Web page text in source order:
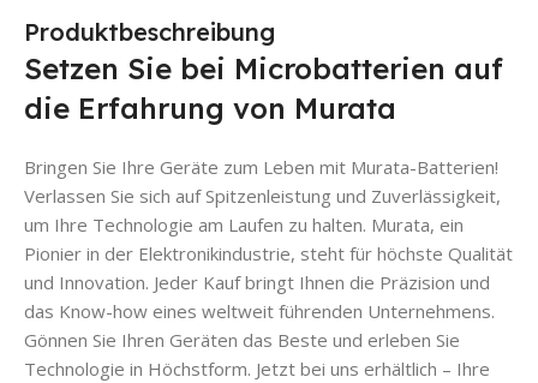
Produktbeschreibung
Setzen Sie bei Microbatterien auf
die Erfahrung von Murata
Bringen Sie Ihre Geräte zum Leben mit Murata-Batterien!
Verlassen Sie sich auf Spitzenleistung und Zuverlässigkeit,
um Ihre Technologie am Laufen zu halten. Murata, ein
Pionier in der Elektronikindustrie, steht für höchste Qualität
und Innovation. Jeder Kauf bringt Ihnen die Präzision und
das Know-how eines weltweit führenden Unternehmens.
Gönnen Sie Ihren Geräten das Beste und erleben Sie
Technologie in Höchstform. Jetzt bei uns erhältlich – Ihre